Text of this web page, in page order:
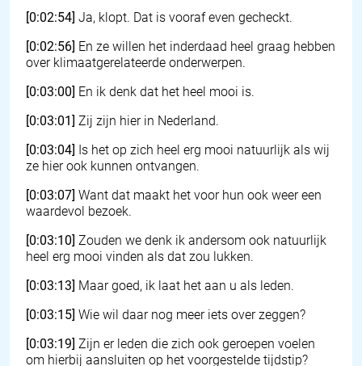
[0:02:54] Ja, klopt. Dat is vooraf even gecheckt.
[0:02:56] En ze willen het inderdaad heel graag hebben
over klimaatgerelateerde onderwerpen.
[0:03:00] En ik denk dat het heel mooi is.
[0:03:01] Zij zijn hier in Nederland.
[0:03:04] Is het op zich heel erg mooi natuurlijk als wij
ze hier ook kunnen ontvangen.
[0:03:07] Want dat maakt het voor hun ook weer een
waardevol bezoek.
[0:03:10] Zouden we denk ik andersom ook natuurlijk
heel erg mooi vinden als dat zou lukken.
[0:03:13] Maar goed, ik laat het aan u als leden.
[0:03:15] Wie wil daar nog meer iets over zeggen?
[0:03:19] Zijn er leden die zich ook geroepen voelen
om hierbij aansluiten op het voorgestelde tijdstip?